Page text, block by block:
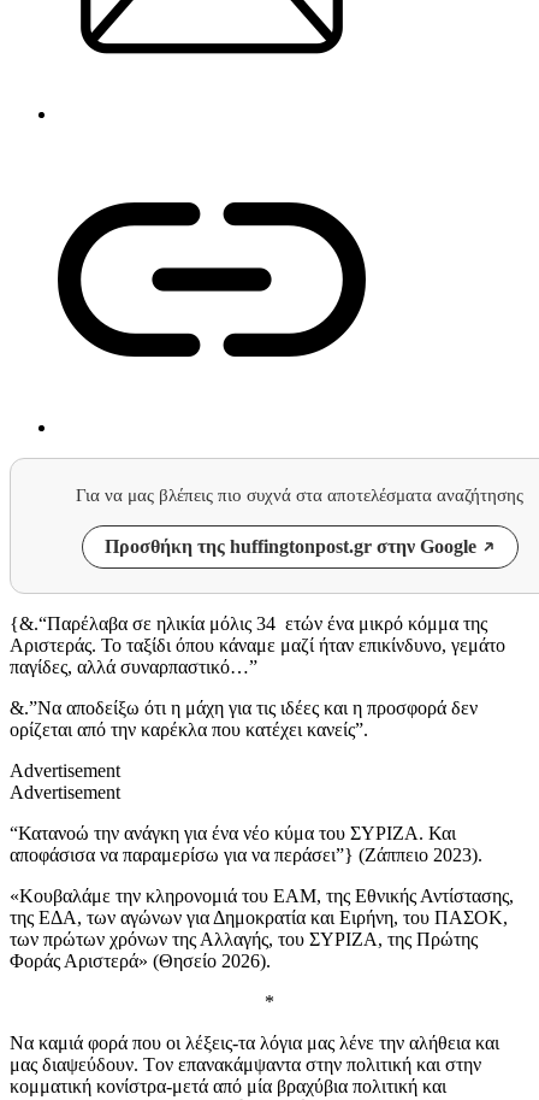
Για να μας βλέπεις πιο συχνά στα αποτελέσματα αναζήτησης
Προσθήκη της huffingtonpost.gr στην Google
{&.“Παρέλαβα σε ηλικία μόλις 34 ετών ένα μικρό κόμμα της
Αριστεράς. Το ταξίδι όπου κάναμε μαζί ήταν επικίνδυνο, γεμάτο
παγίδες, αλλά συναρπαστικό…”
&.”Να αποδείξω ότι η μάχη για τις ιδέες και η προσφορά δεν
ορίζεται από την καρέκλα που κατέχει κανείς”.
Advertisement
Advertisement
“Κατανοώ την ανάγκη για ένα νέο κύμα του ΣΥΡΙΖΑ. Και
αποφάσισα να παραμερίσω για να περάσει”} (Ζάππειο 2023).
«Κουβαλάμε την κληρονομιά του ΕΑΜ, της Εθνικής Αντίστασης,
της ΕΔΑ, των αγώνων για Δημοκρατία και Ειρήνη, του ΠΑΣΟΚ,
των πρώτων χρόνων της Αλλαγής, του ΣΥΡΙΖΑ, της Πρώτης
Φοράς Αριστερά» (Θησείο 2026).
*
Να καμιά φορά που οι λέξεις-τα λόγια μας λένε την αλήθεια και
μας διαψεύδουν. Tον επανακάμψαντα στην πολιτική και στην
κομματική κονίστρα-μετά από μία βραχύβια πολιτική και